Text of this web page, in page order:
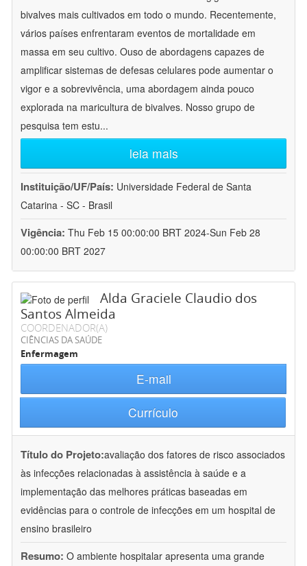
bivalves mais cultivados em todo o mundo. Recentemente,
vários países enfrentaram eventos de mortalidade em
massa em seu cultivo. Ouso de abordagens capazes de
amplificar sistemas de defesas celulares pode aumentar o
vigor e a sobrevivência, uma abordagem ainda pouco
explorada na maricultura de bivalves. Nosso grupo de
pesquisa tem estu...
leia mais
Instituição/UF/País: Universidade Federal de Santa
Catarina - SC - Brasil
Vigência: Thu Feb 15 00:00:00 BRT 2024-Sun Feb 28
00:00:00 BRT 2027
Alda Graciele Claudio dos
Santos Almeida
COORDENADOR(A)
CIÊNCIAS DA SAÚDE
Enfermagem
E-mail
Currículo
Título do Projeto:avaliação dos fatores de risco associados
às infecções relacionadas à assistência à saúde e a
implementação das melhores práticas baseadas em
evidências para o controle de infecções em um hospital de
ensino brasileiro
Resumo: O ambiente hospitalar apresenta uma grande